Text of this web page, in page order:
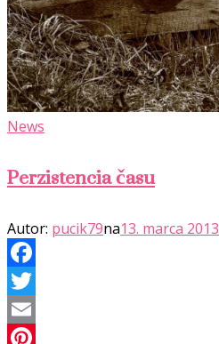
News
Perzistencia času
Autor: pucik79na13. marca 2013
Facebook
Twitter
Email